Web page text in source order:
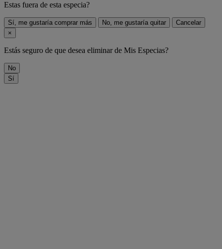
Estas fuera de esta especia?
Sí, me gustaría comprar más No, me gustaría quitar
Cancelar
×
Estás seguro de que desea eliminarde Mis Especias?
No
Sí